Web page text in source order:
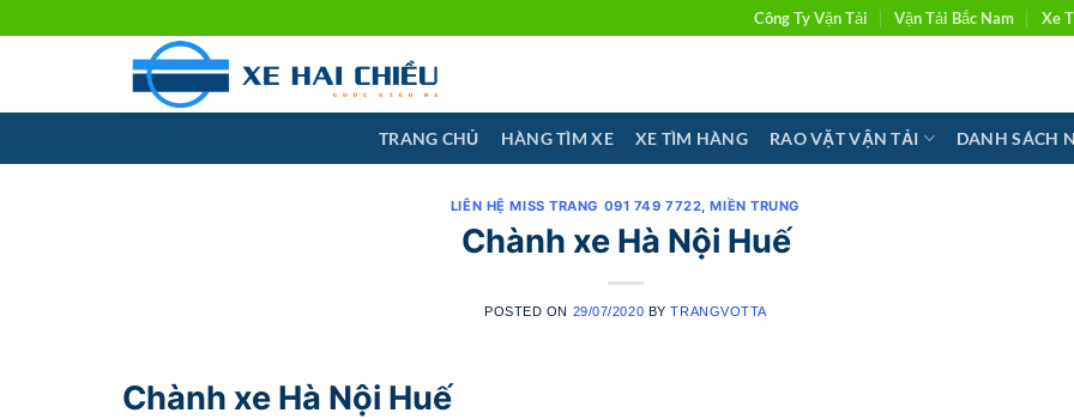
Công Ty Vận Tải Vận Tải Bắc Nam Xe
TRANG CHỦ HÀNG TÌM XE XE TÌM HÀNG RAO VẶT VẬN TẢI DANH SÁCH
LIÊN HỆ MISS TRANG 091 749 7722,MIỀN TRUNG
Chành xe Hà Nội Huế
POSTED ON 29/07/2020 BYTRANGVOTTA
Chành xe Hà Nội Huế